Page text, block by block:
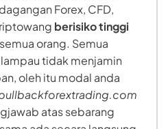
Forex, CFD,
berisiko tinggi
orang. Semua
tidak menjamin
oleh itu modal anda
atas sebarang